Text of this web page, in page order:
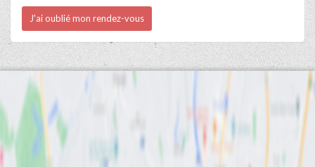
J'ai oublié mon rendez-vous